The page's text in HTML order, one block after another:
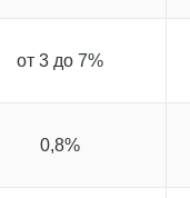
от 3 до 7%
0,8%